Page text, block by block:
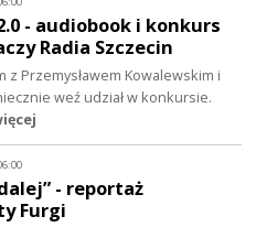
- audiobook i konkurs
Radia Szczecin
Przemysławem Kowalewskim i
weź udział w konkursie.
- reportaż
Furgi